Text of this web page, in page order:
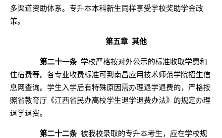
多渠道资助体系。 专升本本科新生同样享受学校奖助学金政
策。
第五章 其他
第二十一条 学校严格按对外公示的标准收取学费和
住宿费等。各专业收费标准可到 南昌应用技术师范学院招生信
息网查询。学生入学后有特殊原因需办理退学退费的， 严格按
照省教育厅《江西省民办高校学生退学退费办法》的规定办理
退学退费。
第二十二条 被我校录取的专升本考生，应在学校规